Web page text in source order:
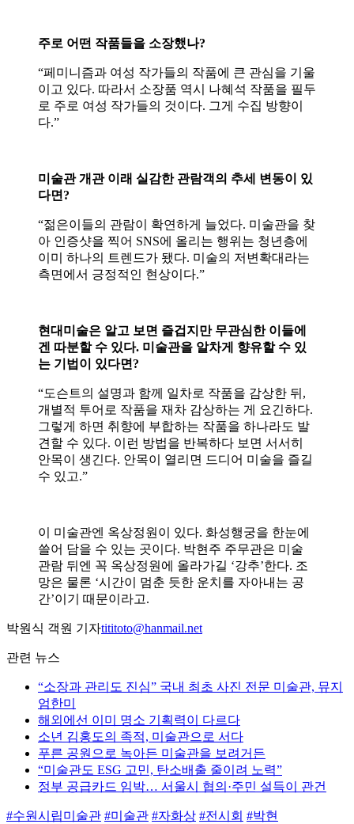
주로 어떤 작품들을 소장했나?
“페미니즘과 여성 작가들의 작품에 큰 관심을 기울
이고 있다. 따라서 소장품 역시 나혜석 작품을 필두
로 주로 여성 작가들의 것이다. 그게 수집 방향이
다.”
미술관 개관 이래 실감한 관람객의 추세 변동이 있
다면?
“젊은이들의 관람이 확연하게 늘었다. 미술관을 찾
아 인증샷을 찍어 SNS에 올리는 행위는 청년층에
이미 하나의 트렌드가 됐다. 미술의 저변확대라는
측면에서 긍정적인 현상이다.”
현대미술은 알고 보면 즐겁지만 무관심한 이들에
겐 따분할 수 있다. 미술관을 알차게 향유할 수 있
는 기법이 있다면?
“도슨트의 설명과 함께 일차로 작품을 감상한 뒤,
개별적 투어로 작품을 재차 감상하는 게 요긴하다.
그렇게 하면 취향에 부합하는 작품을 하나라도 발
견할 수 있다. 이런 방법을 반복하다 보면 서서히
안목이 생긴다. 안목이 열리면 드디어 미술을 즐길
수 있고.”
이 미술관엔 옥상정원이 있다. 화성행궁을 한눈에
쓸어 담을 수 있는 곳이다. 박현주 주무관은 미술
관람 뒤엔 꼭 옥상정원에 올라가길 ‘강추’한다. 조
망은 물론 ‘시간이 멈춘 듯한 운치를 자아내는 공
간’이기 때문이라고.
박원식 객원 기자tititoto@hanmail.net
관련 뉴스
“소장과 관리도 진심” 국내 최초 사진 전문 미술관, 뮤지
엄한미
해외에선 이미 명소 기획력이 다르다
소년 김홍도의 족적, 미술관으로 서다
푸른 공원으로 녹아든 미술관을 보려거든
“미술관도 ESG 고민, 탄소배출 줄이려 노력”
정부 공급카드 임박… 서울시 협의·주민 설득이 관건
#수원시립미술관 #미술관 #자화상 #전시회 #박현